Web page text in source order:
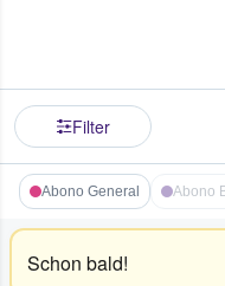
Filter
Abono General Abono
Schon bald!